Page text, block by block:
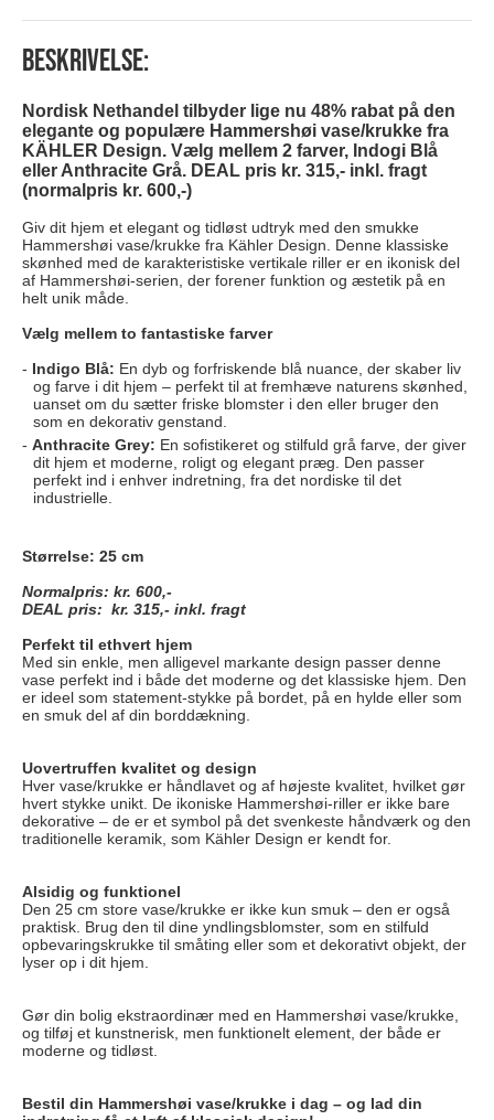
Beskrivelse:
Nordisk Nethandel tilbyder lige nu 48% rabat på den
elegante og populære Hammershøi vase/krukke fra
KÄHLER Design. Vælg mellem 2 farver, Indogi Blå
eller Anthracite Grå. DEAL pris kr. 315,- inkl. fragt
(normalpris kr. 600,-)
Giv dit hjem et elegant og tidløst udtryk med den smukke
Hammershøi vase/krukke fra Kähler Design. Denne klassiske
skønhed med de karakteristiske vertikale riller er en ikonisk del
af Hammershøi-serien, der forener funktion og æstetik på en
helt unik måde.
Vælg mellem to fantastiske farver
Indigo Blå: En dyb og forfriskende blå nuance, der skaber liv
og farve i dit hjem – perfekt til at fremhæve naturens skønhed,
uanset om du sætter friske blomster i den eller bruger den
som en dekorativ genstand.
Anthracite Grey: En sofistikeret og stilfuld grå farve, der giver
dit hjem et moderne, roligt og elegant præg. Den passer
perfekt ind i enhver indretning, fra det nordiske til det
industrielle.
Størrelse: 25 cm
Normalpris: kr. 600,-
DEAL pris: kr. 315,- inkl. fragt
Perfekt til ethvert hjem
Med sin enkle, men alligevel markante design passer denne
vase perfekt ind i både det moderne og det klassiske hjem. Den
er ideel som statement-stykke på bordet, på en hylde eller som
en smuk del af din borddækning.
Uovertruffen kvalitet og design
Hver vase/krukke er håndlavet og af højeste kvalitet, hvilket gør
hvert stykke unikt. De ikoniske Hammershøi-riller er ikke bare
dekorative – de er et symbol på det svenkeste håndværk og den
traditionelle keramik, som Kähler Design er kendt for.
Alsidig og funktionel
Den 25 cm store vase/krukke er ikke kun smuk – den er også
praktisk. Brug den til dine yndlingsblomster, som en stilfuld
opbevaringskrukke til småting eller som et dekorativt objekt, der
lyser op i dit hjem.
Gør din bolig ekstraordinær med en Hammershøi vase/krukke,
og tilføj et kunstnerisk, men funktionelt element, der både er
moderne og tidløst.
Bestil din Hammershøi vase/krukke i dag – og lad din